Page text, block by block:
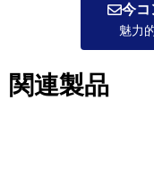
今コ
魅力
関連製品